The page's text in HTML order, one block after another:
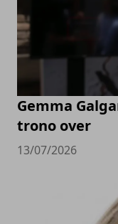
Gemma
trono over
13/07/2026